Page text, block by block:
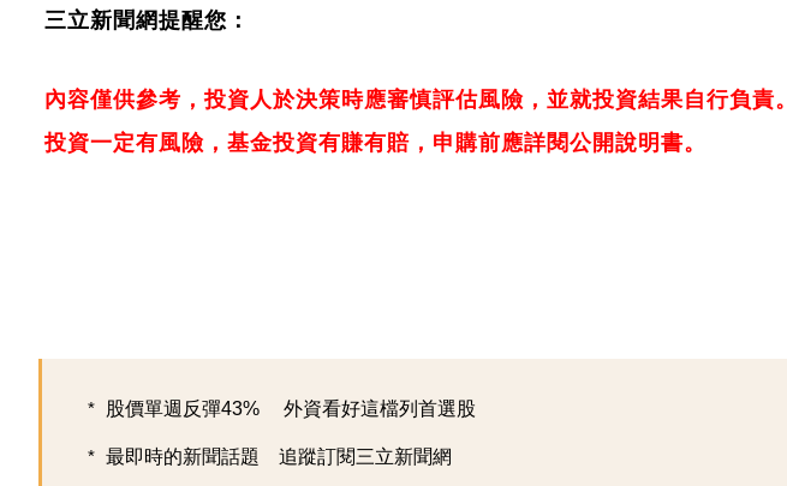
三立新聞網提醒您：
內容僅供參考，投資人於決策時應審慎評估風險，並就投資結果自行負責。
投資一定有風險，基金投資有賺有賠，申購前應詳閱公開說明書。
股價單週反彈43% 外資看好這檔列首選股
最即時的新聞話題 追蹤訂閱三立新聞網